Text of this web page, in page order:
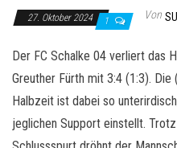
27. Oktober 2024 1 Von
Der FC Schalke 04 verliert das
Greuther Fürth mit 3:4 (1:3).
Halbzeit ist dabei so
jeglichen Support einstellt.